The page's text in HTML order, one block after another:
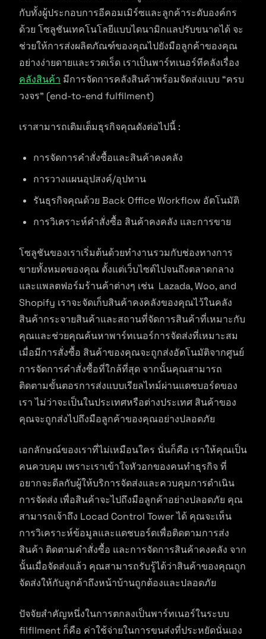
กับทั้งผู้ประกอบการอีคอมเมิร์ซและลูกค้าระดับองค์กร
ด้วย โซลูชันเทคโนโลยีแบบไดนามิกแลปรับขนาดได้ จะ
ช่วยให้การส่งผลิตภัณฑ์ของคุณไปยังมือลูกค้าของคุณ
อย่างง่ายดายและรวดเร็ด เราเป็นพาร์ทเนอร์ทีคลังเรื่อง
คลังสินค้า มีการจัดการคลังสินค้าพร้อมจัดส่งแบบ “ครบ
วงจร” (end-to-end fulfilment)
เราสามารถเติมเต็มธุรกิจคุณดังต่อไปนี้ :
การจัดการคำสั่งซื้อและสินค้าคงคลัง
การวางแผนอุปสงค์/อุปทาน
รันธุรกิจคุณด้วย Back Office Workflow อัตโนมัติ
การวิเคราะห์คำสั่งซื้อ สินค้าคงคลัง และการขาย
โซลูชันของเราเริ่มต้นด้วยทำงานรวมกับช่องทางการ
ขายทั้งหมดของคุณ ตั้งแต่เว็บไซต์ไปจนถึงตลาดกลาง
และแพลตฟอร์มร้านค้าต่างๆ เช่น Lazada, Woo, and
Shopify เราจะจัดเก็บสินค้าคงคลังของคุณไว้ในคลัง
สินค้ากระจายสินค้าและสถานที่จัดการสินค้าที่เหมาะกับ
คุณและช่วยคุณค้นหาพาร์ทเนอร์การจัดส่งที่เหมาะสม
เมื่อมีการสั่งซื้อ สินค้าของคุณจะถูกส่งอัตโนมัติจากศูนย์
การจัดการคำสั่งซื้อที่ใกล้ที่สุด จากนั้นคุณสามารถ
ติดตามขั้นตอรการส่งแบบเรียลไทม์ผ่านแดชบอร์ดของ
เรา ไม่ว่าจะเป็นในประเทศหรือต่างประเทศ สินค้าของ
คุณจะถูกส่งไปถึงมือลูกค้าของคุณอย่างปลอดภัย
เอกลักษณ์ของเราที่ไม่เหมือนใคร นั่นก็คือ เราให้คุณเป็น
คนควบคุม เพราะเราเข้าใจหัวอกของคนทำธุรกิจ ที่
อยากจะดีลกับผู้ให้บริการจัดส่งและควบคุมการดำเนิน
การจัดส่ง เพื่อสินค้าจะไปถึงมือลูกค้าอย่างปลอดภัย คุณ
สามารถเจ้าถึง Locad Control Tower ได้ คุณจะเห็น
การวิเคราะห์ข้อมูลและแดชบอร์ดเพื่อติดตามการส่ง
สินค้า ติดตามคำสั่งซื้อ และการจัดการสินค้าคงคลัง จาก
นั้นเมื่อจัดส่งแล้ว คุณสามารถรับรู้ได้ว่าสินค้าของคุณถูก
จัดส่งให้กับลูกค้าถึงหน้าบ้านถูกต้องและปลอดภัย
ปัจจัยสำคัญหนึ่งในการตกลงเป็นพาร์ทเนอร์ในระบบ
filfllment ก็คือ ค่าใช้จ่ายในการขนส่งที่ประหยัดนั่นเอง